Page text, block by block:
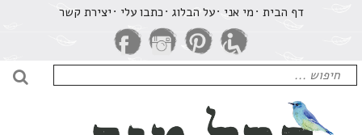
»
הכל
דף הבית מי אני על הבלוג ​כתבו עלי יצירת קשר
חיפוש
עבור: